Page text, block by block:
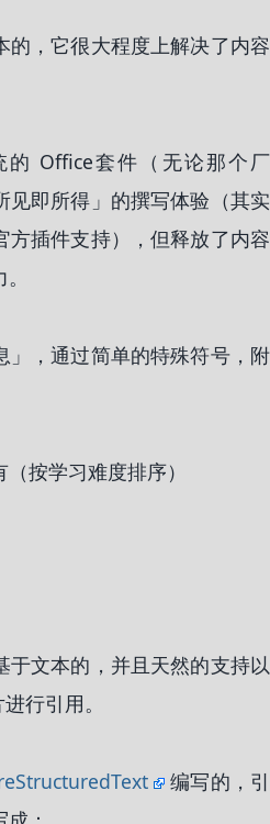
的，它很大程度上解决了内容
Office套件（无论那个厂
见即所得」的撰写体验（其实
方插件支持），但释放了内容
」，通过简单的特殊符号，附
按学习难度排序）
于文本的，并且天然的支持以
行引用。
编写的，引